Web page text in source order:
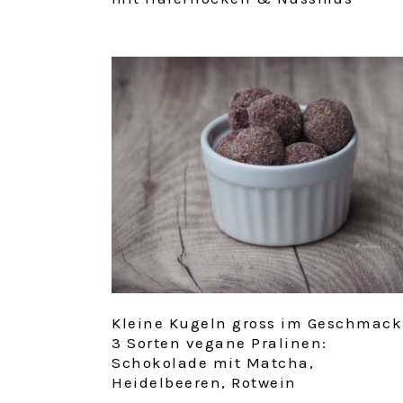
Kleine Kugeln gross im
3 Sorten vegane Pralinen:
Schokolade mit Matcha,
Heidelbeeren, Rotwein